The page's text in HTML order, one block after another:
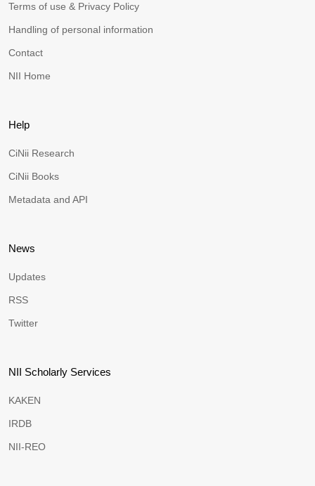
Terms of use & Privacy Policy
Handling of personal information
Contact
NII Home
Help
CiNii Research
CiNii Books
Metadata and API
News
Updates
RSS
Twitter
NII Scholarly Services
KAKEN
IRDB
NII-REO